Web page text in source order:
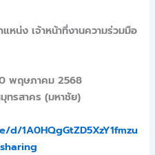
หน่ง เจ้าหน้าที่งานความร่วมมือ
พฤษภาคม 2568
ทรสาคร (มหาชัย)
1A0HQgGtZD5XzY1fmzu